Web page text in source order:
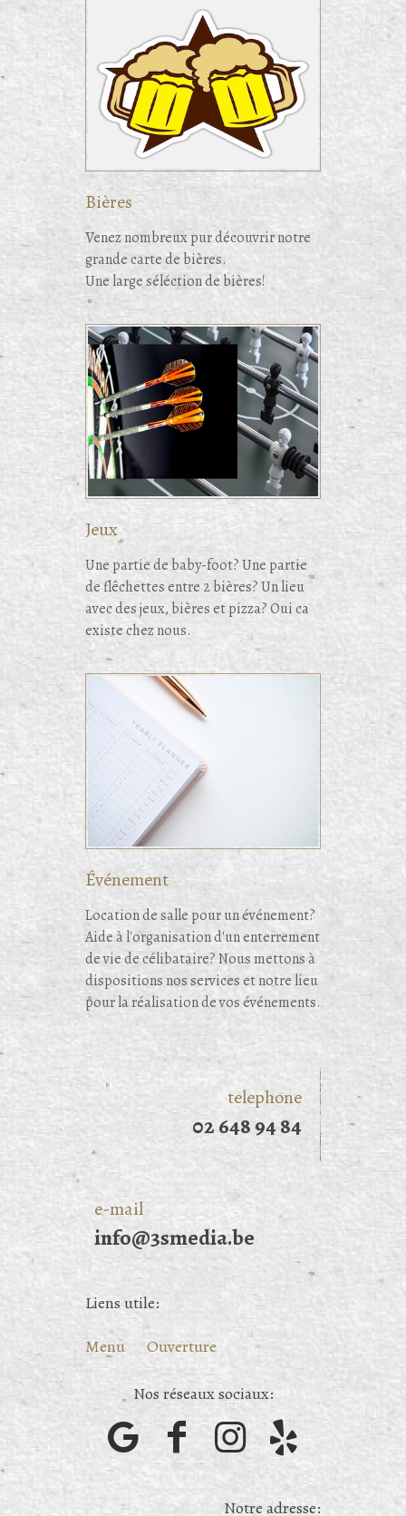
Bières
Venez nombreux pur découvrir notre
grande carte de bières.
Une large séléction de bières!
Jeux
Une partie de baby-foot? Une partie
de flêchettes entre 2 bières? Un lieu
avec des jeux, bières et pizza? Oui ca
existe chez nous.
Événement
Location de salle pour un événement?
Aide à l'organisation d'un enterrement
de vie de célibataire? Nous mettons à
dispositions nos services et notre lieu
pour la réalisation de vos événements.
telephone
02 648 94 84
e-mail
info@3smedia.be
Liens utile:
Menu
Ouverture
Nos réseaux sociaux:
Notre adresse: